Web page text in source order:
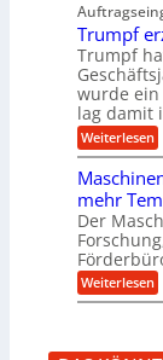
e
n
b
a
u
a
u
f
e
n
f
ü
h
r
u
n
g
e
n
B
S
C
L
w
e
i
r
t
u
n
g
s
r
e
e
s
H
y
b
r
i
d
u
Trumpf
Trumpf
wurde ein
lag damit
Weiterlesen:
T
u
p
f
e
r
z
i
t
mehr
Der
Weiterlesen:
c